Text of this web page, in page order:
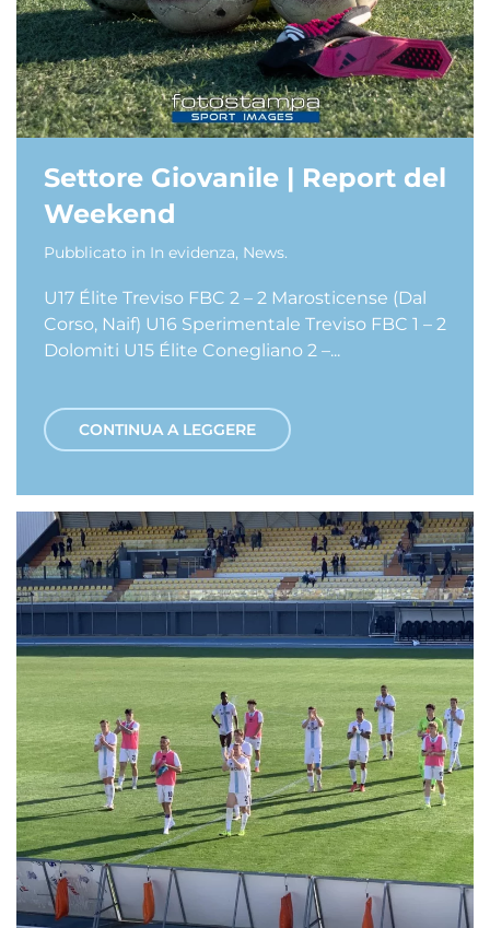
Settore Giovanile | Report del
Weekend
Pubblicato in In evidenza, News.
U17 Élite Treviso FBC 2 – 2 Marosticense (Dal
Corso, Naif) U16 Sperimentale Treviso FBC 1 – 2
Dolomiti U15 Élite Conegliano 2 –...
CONTINUA A LEGGERE